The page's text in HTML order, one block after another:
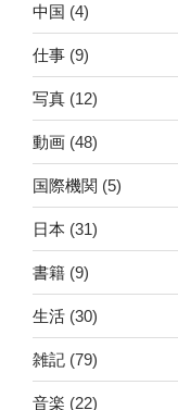
中国 (4)
仕事 (9)
写真 (12)
動画 (48)
国際機関 (5)
日本 (31)
書籍 (9)
生活 (30)
雑記 (79)
音楽 (22)